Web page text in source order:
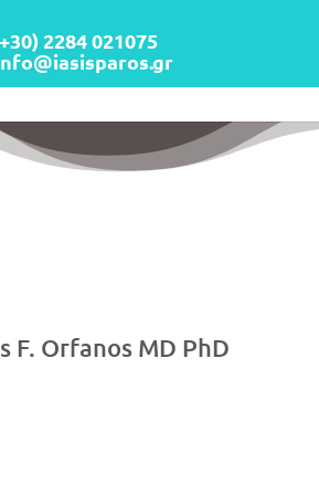
2284 021075
F. Orfanos MD PhD